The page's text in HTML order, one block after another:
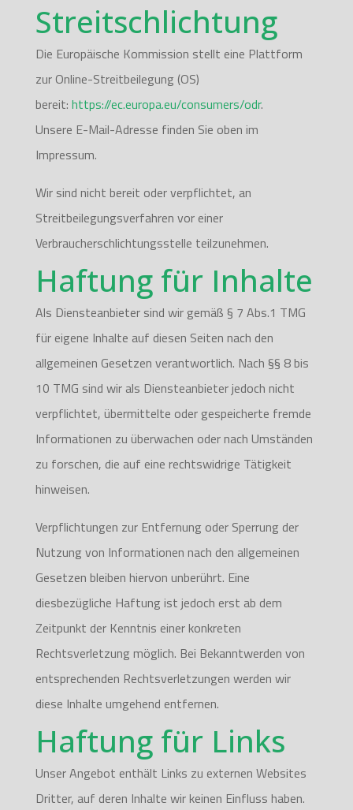
Streitschlichtung
Die Europäische Kommission stellt eine Plattform
zur Online-Streitbeilegung (OS)
bereit: https://ec.europa.eu/consumers/odr.
Unsere E-Mail-Adresse finden Sie oben im
Impressum.
Wir sind nicht bereit oder verpflichtet, an
Streitbeilegungsverfahren vor einer
Verbraucherschlichtungsstelle teilzunehmen.
Haftung für Inhalte
Als Diensteanbieter sind wir gemäß § 7 Abs.1 TMG
für eigene Inhalte auf diesen Seiten nach den
allgemeinen Gesetzen verantwortlich. Nach §§ 8 bis
10 TMG sind wir als Diensteanbieter jedoch nicht
verpflichtet, übermittelte oder gespeicherte fremde
Informationen zu überwachen oder nach Umständen
zu forschen, die auf eine rechtswidrige Tätigkeit
hinweisen.
Verpflichtungen zur Entfernung oder Sperrung der
Nutzung von Informationen nach den allgemeinen
Gesetzen bleiben hiervon unberührt. Eine
diesbezügliche Haftung ist jedoch erst ab dem
Zeitpunkt der Kenntnis einer konkreten
Rechtsverletzung möglich. Bei Bekanntwerden von
entsprechenden Rechtsverletzungen werden wir
diese Inhalte umgehend entfernen.
Haftung für Links
Unser Angebot enthält Links zu externen Websites
Dritter, auf deren Inhalte wir keinen Einfluss haben.